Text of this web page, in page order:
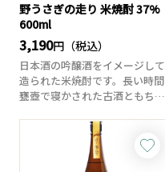
野うさぎの走り 米焼酎 37%
600ml
3,190円（税込）
日本酒の吟醸酒をイメージして
造られた米焼酎です。長い時間
甕壺で寝かされた古酒ともち米